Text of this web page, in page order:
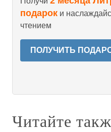
подарок и
чтением
ПОЛУЧИТЬ
Читайте